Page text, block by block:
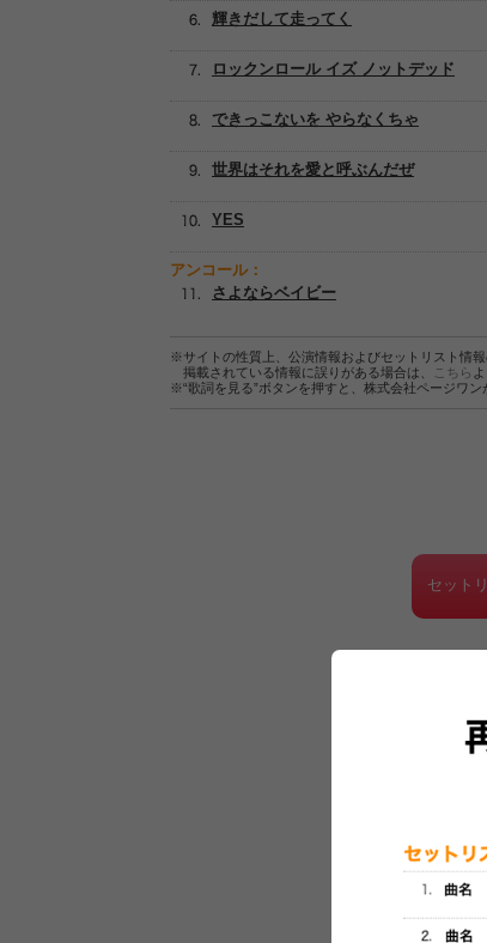
輝きだして走ってく
ロックンロール イズ ノットデッド
できっこないを やらなくちゃ
世界はそれを愛と呼ぶんだぜ
YES
アンコール：
さよならベイビー
※サイトの性質上、公演情報およびセットリスト情
掲載されている情報に誤りがある場合は、
こちら
※“歌詞を見る”ボタンを押すと、株式会社ページワ
セット